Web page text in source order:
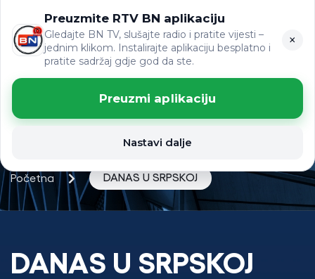
VIJESTI LAT
Preuzmite RTV BN aplikaciju
Gledajte BN TV, slušajte radio i pratite vijesti –
jednim klikom. Instalirajte aplikaciju besplatno i
pratite sadržaj gdje god da ste.
×
Preuzmi aplikaciju
Nastavi dalje
Početna DANAS U SRPSKOJ
DANAS U SRPSKOJ